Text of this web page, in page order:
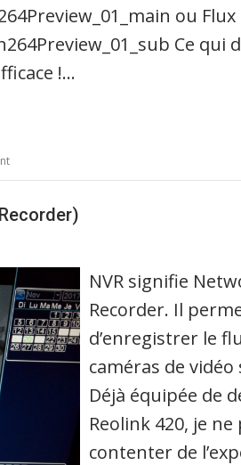
ou Flux
Ce qui
!…
NVR signifie
Recorder. Il
d’enregistrer le
caméras de
Déjà équipée de
Reolink 420, je
contenter de